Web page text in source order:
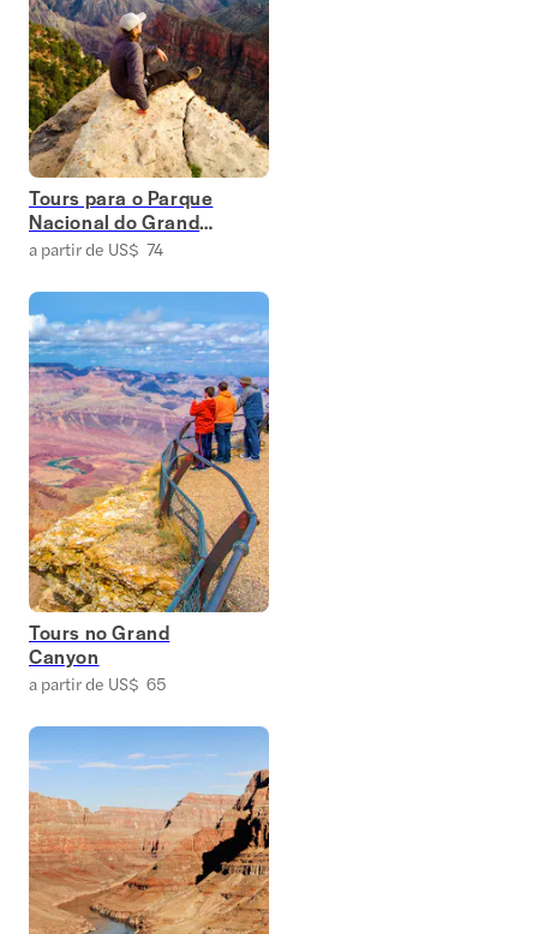
Tours para o Parque
Nacional do Grand
Canyon
a partir de US$ 74
Tours no Grand
Canyon
a partir de US$ 65